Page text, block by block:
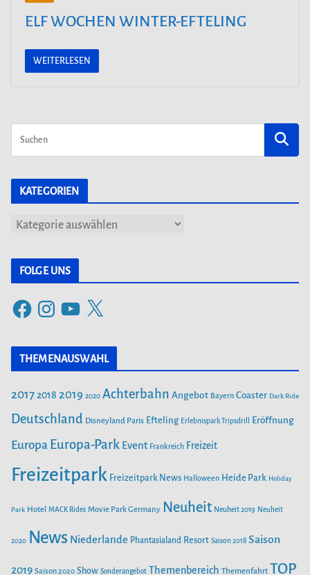
ELF WOCHEN WINTER-EFTELING
WEITERLESEN
KATEGORIEN
K
g
e
n
FOLGE UNS
F
o
o
t
g
r
m
Y
T
b
e
X
THEMENAUSWAHL
2017 2018 2019 2020 Achterbahn Angebot Bayern Coaster Dark Ride
Deutschland Disneyland Paris Efteling Erlebnispark Tripsdrill Eröffnung
Europa Europa-Park Event Frankreich Freizeit
Freizeitpark Freizeitpark News Halloween Heide Park Holiday
Park Hotel MACK Rides Movie Park Germany Neuheit Neuheit 2019 Neuheit
2020 News Niederlande Phantasialand Resort Saison 2018 Saison
2019 Saison 2020 Show Sonderangebot Themenbereich Themenfahrt TOP